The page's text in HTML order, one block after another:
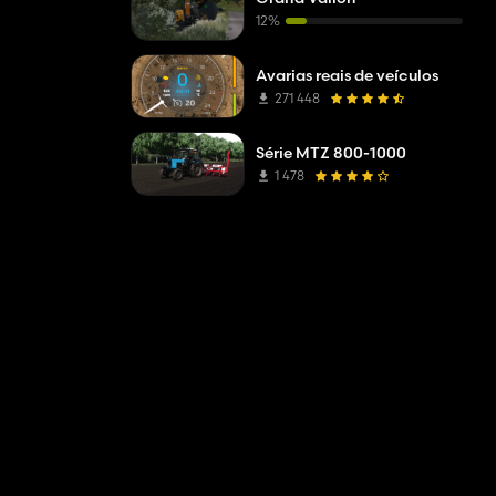
12%
Avarias reais de veículos
271 448
Série MTZ 800-1000
1 478